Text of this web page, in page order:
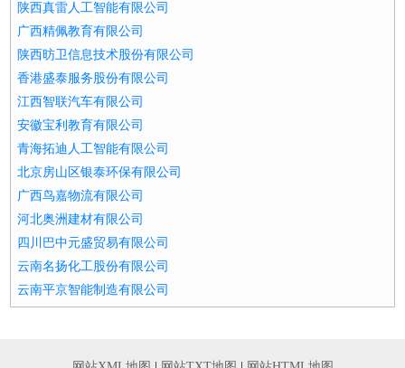
陕西真雷人工智能有限公司
广西精佩教育有限公司
陕西昉卫信息技术股份有限公司
香港盛泰服务股份有限公司
江西智联汽车有限公司
安徽宝利教育有限公司
青海拓迪人工智能有限公司
北京房山区银泰环保有限公司
广西鸟嘉物流有限公司
河北奥洲建材有限公司
四川巴中元盛贸易有限公司
云南名扬化工股份有限公司
云南平京智能制造有限公司